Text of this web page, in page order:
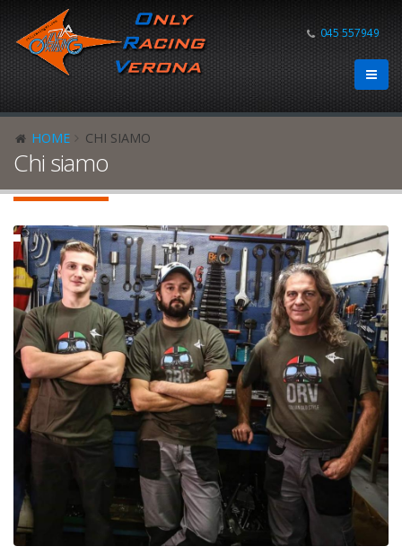
045 557949
HOME CHI SIAMO
Chi siamo